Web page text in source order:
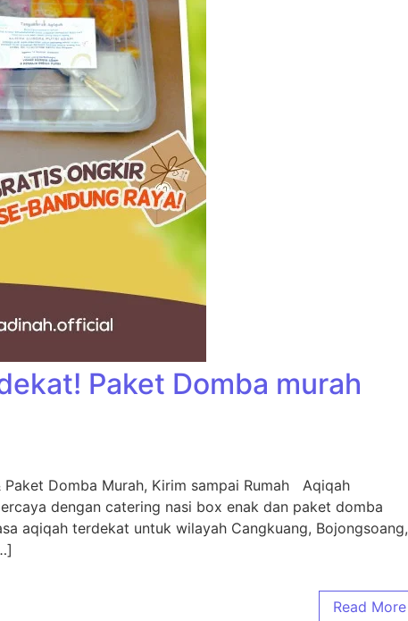
Paket Domba murah
Domba Murah, Kirim sampai Rumah Aqiqah
dengan catering nasi box enak dan paket domba
aqiqah terdekat untuk wilayah Cangkuang, Bojongsoang,
Read More